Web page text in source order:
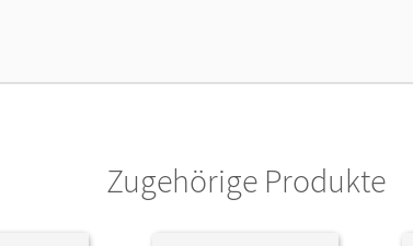
Cornelsen Verlag
Zugehörige Produkte